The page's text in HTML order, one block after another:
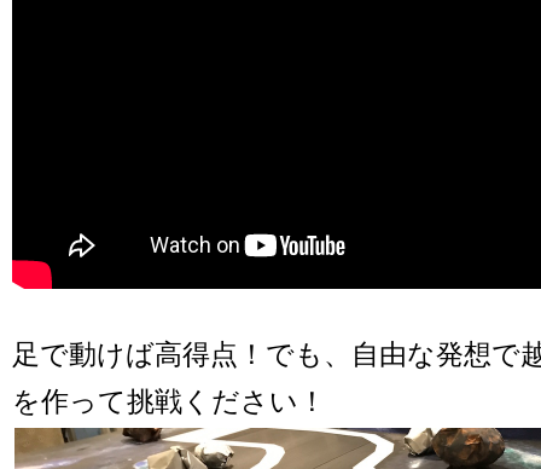
足で動けば高得点！でも、自由な発想で
を作って挑戦ください！